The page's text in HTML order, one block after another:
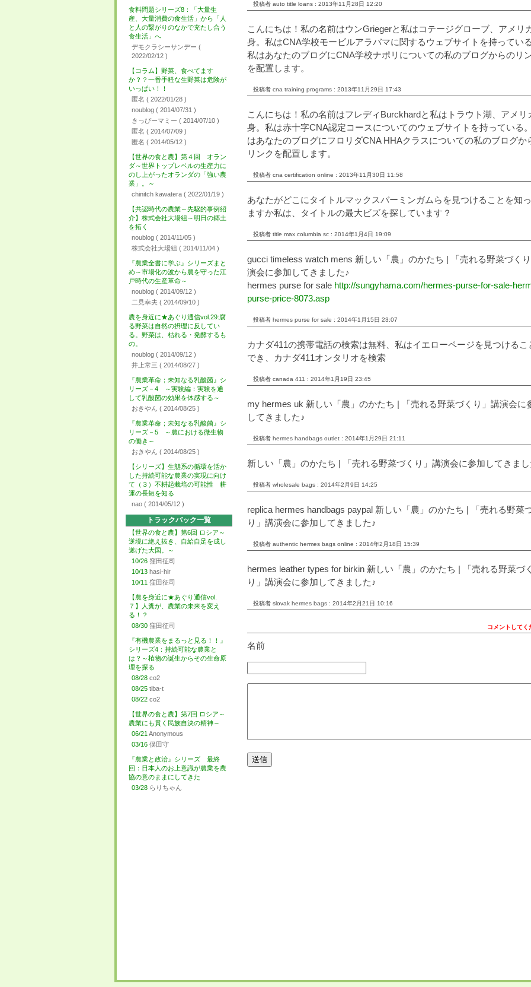
食料問題シリーズ8：「大量生
産、大量消費の食生活」から「人
と人の繋がりのなかで充たし合う
食生活」へ
デモクラシーサンデー (
2022/02/12 )
【コラム】野菜、食べてます
か？？一番手軽な生野菜は危険が
いっぱい！！
匿名 ( 2022/01/28 )
noublog ( 2014/07/31 )
きっぴーマミー ( 2014/07/10 )
匿名 ( 2014/07/09 )
匿名 ( 2014/05/12 )
【世界の食と農】第４回 オラン
ダ～世界トップレベルの生産力に
のし上がったオランダの「強い農
業」。～
chinitch kawatera ( 2022/01/19 )
【共認時代の農業～先駆的事例紹
介】株式会社大場組～明日の郷土
を拓く
noublog ( 2014/11/05 )
株式会社大場組 ( 2014/11/04 )
『農業全書に学ぶ』シリーズまと
め～市場化の波から農を守った江
戸時代の生産革命～
noublog ( 2014/09/12 )
二見幸夫 ( 2014/09/10 )
農を身近に★あぐり通信vol.29:腐
る野菜は自然の摂理に反してい
る。野菜は、枯れる・発酵するも
の。
noublog ( 2014/09/12 )
井上常三 ( 2014/08/27 )
『農業革命；未知なる乳酸菌』シ
リーズ－4 ～実験編：実験を通
して乳酸菌の効果を体感する～
おきやん ( 2014/08/25 )
『農業革命；未知なる乳酸菌』シ
リーズ－5 ～農における微生物
の働き～
おきやん ( 2014/08/25 )
【シリーズ】生態系の循環を活か
した持続可能な農業の実現に向け
て（３）不耕起栽培の可能性 耕
運の長短を知る
nao ( 2014/05/12 )
トラックバック一覧
【世界の食と農】第6回 ロシア～
逆境に絶え抜き、自給自足を成し
遂げた大国。～
10/26 窪田征司
10/13 hasi-hir
10/11 窪田征司
【農を身近に★あぐり通信vol.
７】人糞が、農業の未来を変え
る！？
08/30 窪田征司
『有機農業をまるっと見る！！』
シリーズ4：持続可能な農業と
は？～植物の誕生からその生命原
理を探る
08/28 co2
08/25 tiba-t
08/22 co2
【世界の食と農】第7回 ロシア～
農業にも貫く民族自決の精神～
06/21 Anonymous
03/16 俣田守
『農業と政治』シリーズ 最終
回：日本人のお上意識が農業を農
協の意のままにしてきた
03/28 らりちゃん
投稿者 auto title loans : 2013年11月28日 12:20
こんにちは！私の名前はウンGriegerと私はコテージグローブ、アメリ
身。私はCNA学校モービルアラバマに関するウェブサイトを持っている
私はあなたのブログにCNA学校ナポリについての私のブログからのリ
を配置します。
投稿者 cna training programs : 2013年11月29日 17:43
こんにちは！私の名前はフレディBurckhardと私はトラウト湖、アメリ
身。私は赤十字CNA認定コースについてのウェブサイトを持っている
はあなたのブログにフロリダCNA HHAクラスについての私のブログか
リンクを配置します。
投稿者 cna certification online : 2013年11月30日 11:58
あなたがどこにタイトルマックスバーミンガムらを見つけることを知
ますか私は、タイトルの最大ビズを探しています？
投稿者 title max columbia sc : 2014年1月4日 19:09
gucci timeless watch mens 新しい「農」のかたち | 「売れる野菜づく
演会に参加してきました♪
hermes purse for sale http://sungyhama.com/hermes-purse-for-sale-
purse-price-8073.asp
投稿者 hermes purse for sale : 2014年1月15日 23:07
カナダ411の携帯電話の検索は無料、私はイエローページを見つけるこ
でき、カナダ411オンタリオを検索
投稿者 canada 411 : 2014年1月19日 23:45
my hermes uk 新しい「農」のかたち | 「売れる野菜づくり」講演会に
してきました♪
投稿者 hermes handbags outlet : 2014年1月29日 21:11
新しい「農」のかたち | 「売れる野菜づくり」講演会に参加してきまし
投稿者 wholesale bags : 2014年2月9日 14:25
replica hermes handbags paypal 新しい「農」のかたち | 「売れる野菜
り」講演会に参加してきました♪
投稿者 authentic hermes bags online : 2014年2月18日 15:39
hermes leather types for birkin 新しい「農」のかたち | 「売れる野菜づく
り」講演会に参加してきました♪
投稿者 slovak hermes bags : 2014年2月21日 10:16
コメントしてく
名前